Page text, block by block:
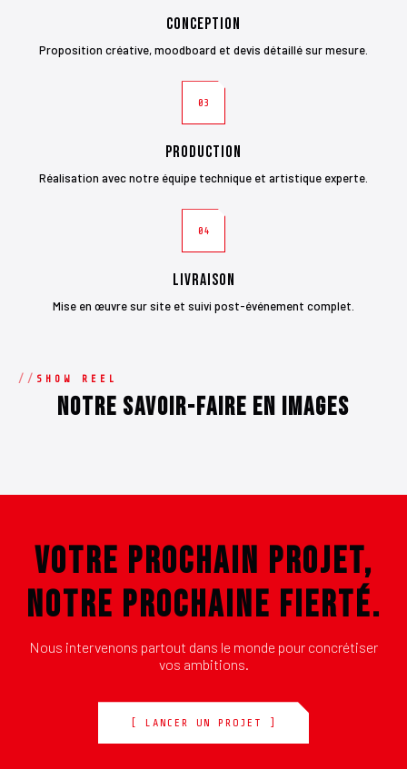
Conception
Proposition créative, moodboard et devis détaillé sur mesure.
03
Production
Réalisation avec notre équipe technique et artistique experte.
04
Livraison
Mise en œuvre sur site et suivi post-événement complet.
SHOW REEL
Notre savoir-faire en images
VOTRE PROCHAIN PROJET,
NOTRE PROCHAINE FIERTÉ.
Nous intervenons partout dans le monde pour concrétiser
vos ambitions.
[ LANCER UN PROJET ]